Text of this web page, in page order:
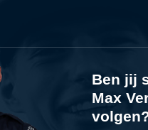
Ben jij
Max